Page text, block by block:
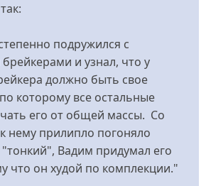
без
лица
перевірено)
подружился с
и узнал, что у
должно быть свое
которому все остальные
его от общей массы. Со
нему прилипло погоняло
Вадим придумал его
что он худой по комплекции."